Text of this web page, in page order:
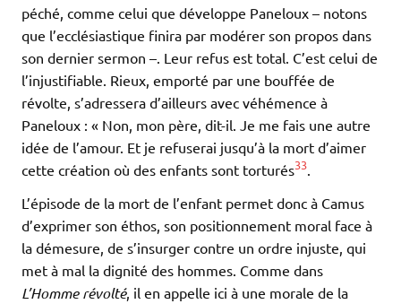
péché, comme celui que développe Paneloux – notons
que l’ecclésiastique finira par modérer son propos dans
son dernier sermon –. Leur refus est total. C’est celui de
l’injustifiable. Rieux, emporté par une bouffée de
révolte, s’adressera d’ailleurs avec véhémence à
Paneloux : « Non, mon père, dit-il. Je me fais une autre
idée de l’amour. Et je refuserai jusqu’à la mort d’aimer
cette création où des enfants sont torturés33
L’épisode de la mort de l’enfant permet donc à Camus
d’exprimer son éthos, son positionnement moral face à
la démesure, de s’insurger contre un ordre injuste, qui
met à mal la dignité des hommes. Comme dans
L’Homme révolté, il en appelle ici à une morale de la